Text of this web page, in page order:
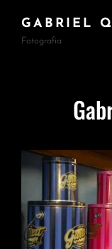
GABRIEL
Fotografia